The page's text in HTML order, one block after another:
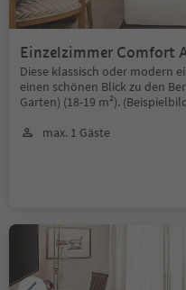
Einzelzimmer Comfort
Diese klassisch oder modern
einen schönen Blick zu den
Garten) (18-19 m²).
max. 1 Gäste